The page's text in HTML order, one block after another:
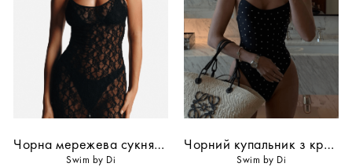
Чорна мережева сукня-міні
Swim by Di
Чорний купальник з кристалами
Swim by Di